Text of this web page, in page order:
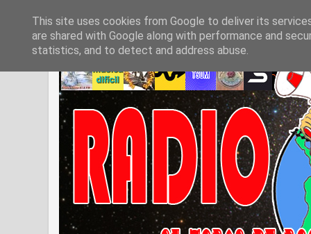
This site uses cookies from Google to deliver its
are shared with Google along with performance and
statistics, and to detect and address abuse.